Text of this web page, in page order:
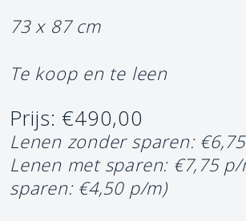
73 x 87 cm
Te koop en te leen
Prijs: €490,00
Lenen zonder sparen:
Lenen met sparen: €7,75 p/
sparen: €4,50 p/m)